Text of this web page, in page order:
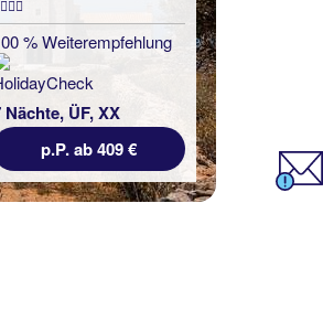
% Weiterempfehlung
Nächte, ÜF, XX
p.P. ab 409 €